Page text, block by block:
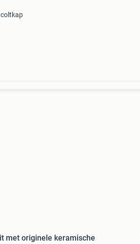
coltkap
met originele keramische